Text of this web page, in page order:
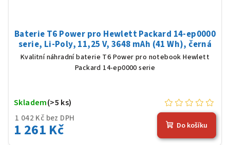
Baterie T6 Power pro Hewlett Packard 14-ep0000
serie, Li-Poly, 11,25 V, 3648 mAh (41 Wh), černá
Kvalitní náhradní baterie T6 Power pro notebook Hewlett
Packard 14-ep0000 serie
1 042 Kč bez DPH
1 261 Kč
Skladem(>5 ks)
Do košíku